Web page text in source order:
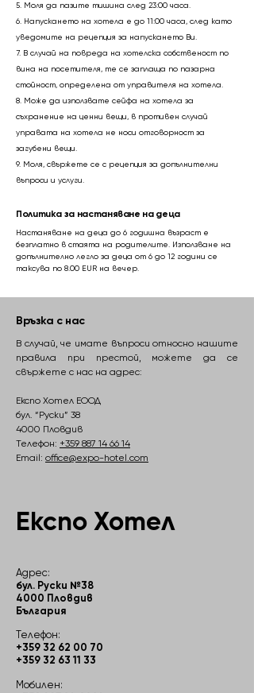
5. Моля да пазите тишина след 23:00 часа.
6. Напускането на хотела е до 11:00 часа, след като
уведомите на рецепция за напускането Ви.
7. В случай на повреда на хотелска собственост по
вина на посетителя, те се заплаща по пазарна
стойност, определена от управителя на хотела.
8. Може да използвате сейфа на хотела за
съхранение на ценни вещи, в противен случай
управата на хотела не носи отговорност за
загубени вещи.
9. Моля, свържете се с рецепция за допълнителни
въпроси и услуги.
Политика за настаняване на деца
Настаняване на деца до 6 годишна възраст е
безплатно в стаята на родителите. Използване на
допълнително легло за деца от 6 до 12 години се
таксува по 8.00 EUR на вечер.
Връзка с нас
В случай, че имате въпроси относно нашите
правила при престой, можете да се
свържете с нас на адрес:
Експо Хотел ЕООД
бул. “Руски” 38
4000 Пловдив
Телефон: +359 887 14 66 14
Email: office@expo-hotel.com
Експо Хотел
Адрес:
бул. Руски №38
4000 Пловдив
България
Телефон:
+359 32 62 00 70
+359 32 63 11 33
Мобилен: